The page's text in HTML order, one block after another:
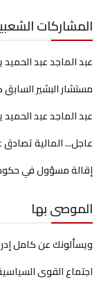
المشاركات
عبد الماجد عبد
مستشار البشير السابق
عبد الماجد عبد
عاجل... المالية
إقالة مسؤول في
الموصى بها
ويسألونك عن كامل
اجتماع القوى